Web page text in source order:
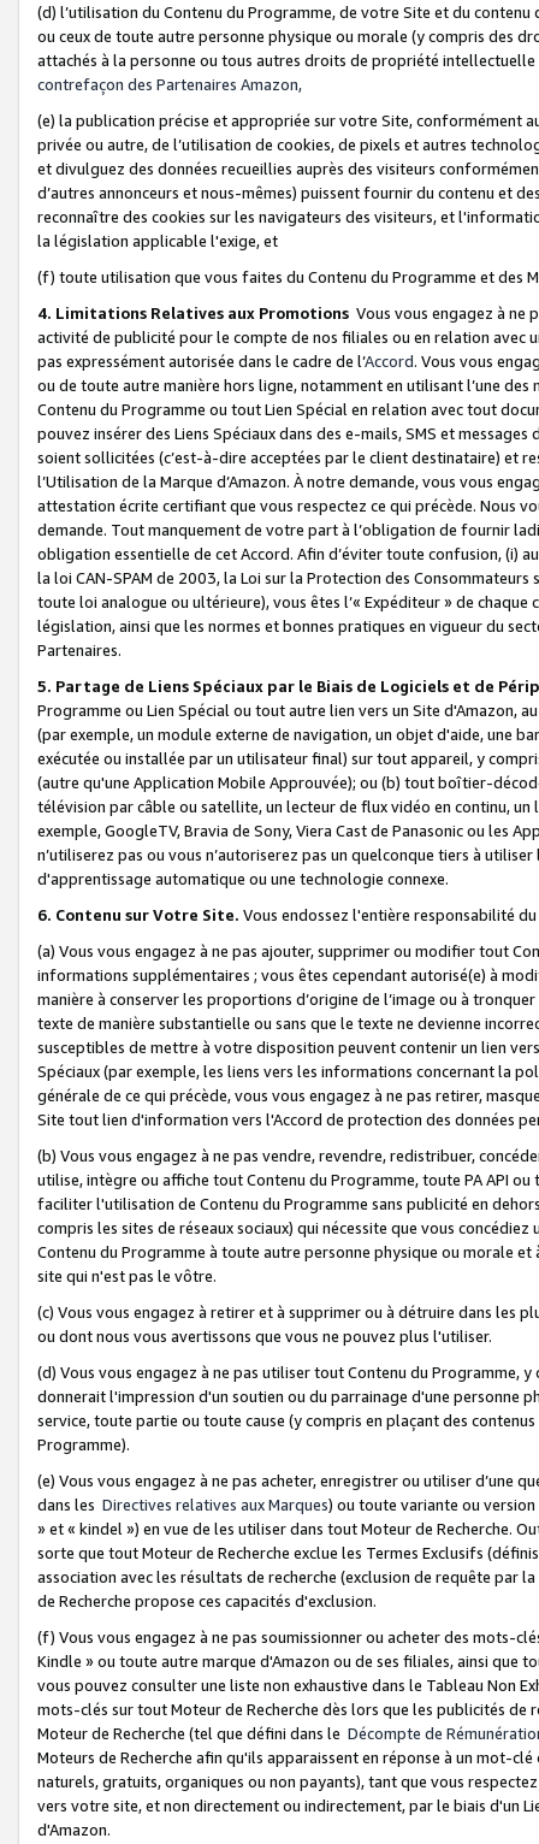
(d) l’utilisation du Contenu du Programme, de votre Site et du
ou ceux de toute autre personne physique ou morale (y compris des
attachés à la personne ou tous autres droits de propriété
contrefaçon des Partenaires Amazon,
(e) la publication précise et appropriée sur votre Site, conformément
privée ou autre, de l’utilisation de cookies, de pixels et autres
et divulguez des données recueillies auprès des visiteurs
d’autres annonceurs et nous-mêmes) puissent fournir du contenu et
reconnaître des cookies sur les navigateurs des visiteurs, et
la législation applicable l'exige, et
(f) toute utilisation que vous faites du Contenu du Programme et des
4. Limitations Relatives aux Promotions Vous vous engagez à ne
activité de publicité pour le compte de nos filiales ou en relation avec
pas expressément autorisée dans le cadre de l’Accord. Vous vous
ou de toute autre manière hors ligne, notamment en utilisant l’une
Contenu du Programme ou tout Lien Spécial en relation avec tout
pouvez insérer des Liens Spéciaux dans des e-mails, SMS et
soient sollicitées (c’est-à-dire acceptées par le client destinataire) et
l’Utilisation de la Marque d’Amazon. À notre demande, vous vous
attestation écrite certifiant que vous respectez ce qui précède. Nous
demande. Tout manquement de votre part à l’obligation de fournir
obligation essentielle de cet Accord. Afin d’éviter toute confusion, (i)
la loi CAN-SPAM de 2003, la Loi sur la Protection des
toute loi analogue ou ultérieure), vous êtes l’« Expéditeur » de
législation, ainsi que les normes et bonnes pratiques en vigueur du
Partenaires.
5. Partage de Liens Spéciaux par le Biais de Logiciels et de
Programme ou Lien Spécial ou tout autre lien vers un Site d'Amazon,
(par exemple, un module externe de navigation, un objet d'aide, une
exécutée ou installée par un utilisateur final) sur tout appareil, y
(autre qu'une Application Mobile Approuvée); ou (b) tout boîtier-
télévision par câble ou satellite, un lecteur de flux vidéo en continu,
exemple, GoogleTV, Bravia de Sony, Viera Cast de Panasonic ou les
n’utiliserez pas ou vous n’autoriserez pas un quelconque tiers à
d'apprentissage automatique ou une technologie connexe.
6. Contenu sur Votre Site. Vous endossez l'entière responsabilité
(a) Vous vous engagez à ne pas ajouter, supprimer ou modifier tout
informations supplémentaires ; vous êtes cependant autorisé(e) à
manière à conserver les proportions d’origine de l’image ou à
texte de manière substantielle ou sans que le texte ne devienne
susceptibles de mettre à votre disposition peuvent contenir un lien
Spéciaux (par exemple, les liens vers les informations concernant la
générale de ce qui précède, vous vous engagez à ne pas retirer,
Site tout lien d'information vers l'Accord de protection des données
(b) Vous vous engagez à ne pas vendre, revendre, redistribuer,
utilise, intègre ou affiche tout Contenu du Programme, toute PA API
faciliter l'utilisation de Contenu du Programme sans publicité en
compris les sites de réseaux sociaux) qui nécessite que vous
Contenu du Programme à toute autre personne physique ou morale
site qui n'est pas le vôtre.
(c) Vous vous engagez à retirer et à supprimer ou à détruire dans les
ou dont nous vous avertissons que vous ne pouvez plus l'utiliser.
(d) Vous vous engagez à ne pas utiliser tout Contenu du Programme,
donnerait l'impression d'un soutien ou du parrainage d'une personne
service, toute partie ou toute cause (y compris en plaçant des
Programme).
(e) Vous vous engagez à ne pas acheter, enregistrer ou utiliser d’une
dans les Directives relatives aux Marques) ou toute variante ou
» et « kindel ») en vue de les utiliser dans tout Moteur de Recherche.
sorte que tout Moteur de Recherche exclue les Termes Exclusifs
association avec les résultats de recherche (exclusion de requête
de Recherche propose ces capacités d'exclusion.
(f) Vous vous engagez à ne pas soumissionner ou acheter des mots-
Kindle » ou toute autre marque d'Amazon ou de ses filiales, ainsi que
vous pouvez consulter une liste non exhaustive dans le Tableau Non
mots-clés sur tout Moteur de Recherche dès lors que les publicités de
Moteur de Recherche (tel que défini dans le Décompte de
Moteurs de Recherche afin qu'ils apparaissent en réponse à un mot-
naturels, gratuits, organiques ou non payants), tant que vous
vers votre site, et non directement ou indirectement, par le biais d'un
d'Amazon.